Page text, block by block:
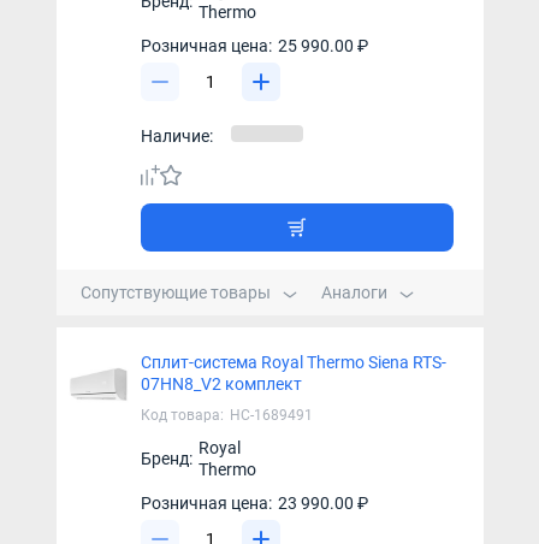
Thermo
Розничная цена: 25 990.00 ₽
Наличие:
Сопутствующие товары Аналоги
Сплит-система Royal Thermo Siena RTS-
07HN8_V2 комплект
Код товара: НС-1689491
Бренд:
Royal
Thermo
Розничная цена: 23 990.00 ₽